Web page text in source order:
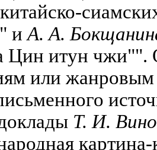
иА. А.
Цин итун чжи"".
или жанровым
Т. И.